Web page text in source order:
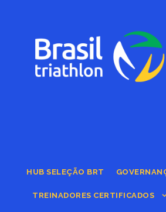
HUB SELEÇÃO BRT
TREINADORES CERTIFICADOS